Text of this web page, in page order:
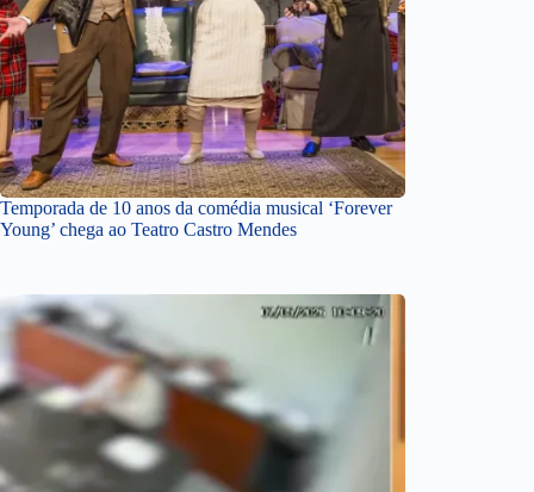
Temporada de 10 anos da comédia musical ‘Forever
Young’ chega ao Teatro Castro Mendes